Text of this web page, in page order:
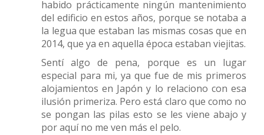
habido prácticamente ningún mantenimiento
del edificio en estos años, porque se notaba a
la legua que estaban las mismas cosas que en
2014, que ya en aquella época estaban viejitas.
Sentí algo de pena, porque es un lugar
especial para mi, ya que fue de mis primeros
alojamientos en Japón y lo relaciono con esa
ilusión primeriza. Pero está claro que como no
se pongan las pilas esto se les viene abajo y
por aquí no me ven más el pelo.